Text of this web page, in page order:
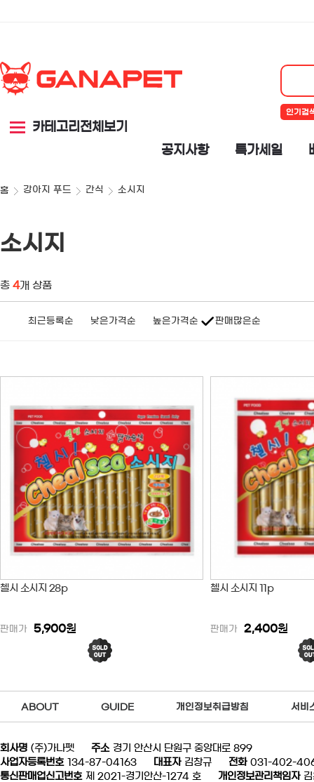
카테고리전체보기
인기검
공지사항 특가세일
홈 강아지 푸드 간식 소시지
소시지
총 4개 상품
최근등록순 낮은가격순 높은가격순 판매많은순
첼시 소시지 28p
판매가 5,900원
첼시 소시지 11p
판매가 2,400원
ABOUT GUIDE 개인정보취급방침 서비
회사명 (주)가나펫 주소 경기 안산시 단원구 중앙대로 899
사업자등록번호
134-87-04163 대표자 김창규 전화 031-402-
통신판매업신고번호 제 2021-경기안산-1274 호 개인정보관리책임자